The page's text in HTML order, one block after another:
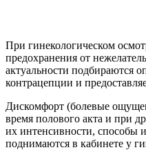
При гинекологическом
предохранения от
актуальности подбираются
контрацепции и
Дискомфорт (болевые
время полового акта и при
их интенсивности, способы
поднимаются в кабинете у